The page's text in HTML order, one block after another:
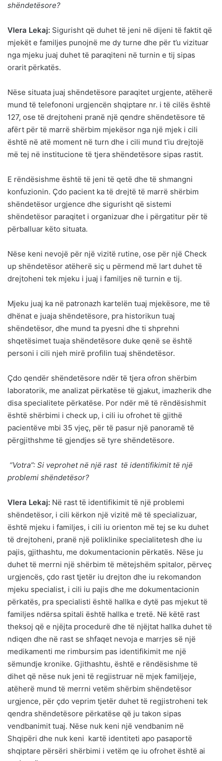
shëndetësore?
Vlera Lekaj: Sigurisht që duhet të jeni në dijeni të faktit që
mjekët e familjes punojnë me dy turne dhe për t’u vizituar
nga mjeku juaj duhet të paraqiteni në turnin e tij sipas
orarit përkatës.
Nëse situata juaj shëndetësore paraqitet urgjente, atëherë
mund të telefononi urgjencën shqiptare nr. i të cilës është
127, ose të drejtoheni pranë një qendre shëndetësore të
afërt për të marrë shërbim mjekësor nga një mjek i cili
është në atë moment në turn dhe i cili mund t’iu drejtojë
më tej në institucione të tjera shëndetësore sipas rastit.
E rëndësishme është të jeni të qetë dhe të shmangni
konfuzionin. Çdo pacient ka të drejtë të marrë shërbim
shëndetësor urgjence dhe sigurisht që sistemi
shëndetësor paraqitet i organizuar dhe i përgatitur për të
përballuar këto situata.
Nëse keni nevojë për një vizitë rutine, ose për një Check
up shëndetësor atëherë siç u përmend më lart duhet të
drejtoheni tek mjeku i juaj i familjes në turnin e tij.
Mjeku juaj ka në patronazh kartelën tuaj mjekësore, me të
dhënat e juaja shëndetësore, pra historikun tuaj
shëndetësor, dhe mund ta pyesni dhe ti shprehni
shqetësimet tuaja shëndetësore duke qenë se është
personi i cili njeh mirë profilin tuaj shëndetësor.
Çdo qendër shëndetësore ndër të tjera ofron shërbim
laboratorik, me analizat përkatëse të gjakut, imazherik dhe
disa specialitete përkatëse. Por ndër më të rëndësishmit
është shërbimi i check up, i cili iu ofrohet të gjithë
pacientëve mbi 35 vjeç, për të pasur një panoramë të
përgjithshme të gjendjes së tyre shëndetësore.
“Votra”: Si veprohet në një rast të identifikimit të një
problemi shëndetësor?
Vlera Lekaj: Në rast të identifikimit të një problemi
shëndetësor, i cili kërkon një vizitë më të specializuar,
është mjeku i familjes, i cili iu orienton më tej se ku duhet
të drejtoheni, pranë një poliklinike specialitetesh dhe iu
pajis, gjithashtu, me dokumentacionin përkatës. Nëse ju
duhet të merrni një shërbim të mëtejshëm spitalor, përveç
urgjencës, çdo rast tjetër iu drejton dhe iu rekomandon
mjeku specialist, i cili iu pajis dhe me dokumentacionin
përkatës, pra specialisti është hallka e dytë pas mjekut të
familjes ndërsa spitali është hallka e tretë. Në këtë rast
theksoj që e njëjta procedurë dhe të njëjtat hallka duhet të
ndiqen dhe në rast se shfaqet nevoja e marrjes së një
medikamenti me rimbursim pas identifikimit me një
sëmundje kronike. Gjithashtu, është e rëndësishme të
dihet që nëse nuk jeni të regjistruar në mjek familjeje,
atëherë mund të merrni vetëm shërbim shëndetësor
urgjence, për çdo veprim tjetër duhet të regjistroheni tek
qendra shëndetësore përkatëse që ju takon sipas
vendbanimit tuaj. Nëse nuk keni një vendbanim në
Shqipëri dhe nuk keni kartë identiteti apo pasaportë
shqiptare përsëri shërbimi i vetëm qe iu ofrohet është ai